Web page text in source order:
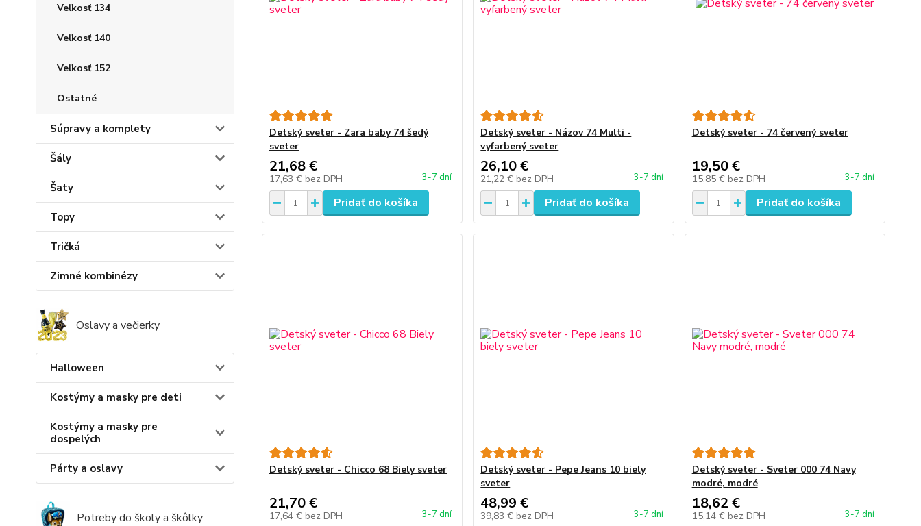
Veľkosť 134
Veľkosť 140
Veľkosť 152
Ostatné
Súpravy a komplety
Šály
Šaty
Topy
Tričká
Zimné kombinézy
Oslavy a večierky
Halloween
Kostýmy a masky pre deti
Kostýmy a masky pre
dospelých
Párty a oslavy
Potreby do školy a škôlky
Detský sveter - Zara baby 74 šedý
sveter
21,68 €
17,63 € bez DPH 3-7 dní
Pridať do košíka
Detský sveter - Názov 74 Multi -
vyfarbený sveter
26,10 €
21,22 € bez DPH 3-7 dní
Pridať do košíka
Detský sveter - 74 červený sveter
19,50 €
15,85 € bez DPH 3-7 dní
Pridať do košíka
Detský sveter - Chicco 68 Biely sveter
21,70 €
17,64 € bez DPH 3-7 dní
Detský sveter - Pepe Jeans 10 biely
sveter
48,99 €
39,83 € bez DPH 3-7 dní
Detský sveter - Sveter 000 74 Navy
modré, modré
18,62 €
15,14 € bez DPH 3-7 dní